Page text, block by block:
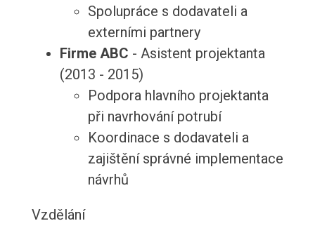
Spolupráce s dodavateli a
externími partnery
Firme ABC - Asistent projektanta
(2013 - 2015)
Podpora hlavního projektanta
při navrhování potrubí
Koordinace s dodavateli a
zajištění správné implementace
návrhů
Vzdělání